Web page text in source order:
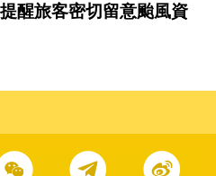
醒旅客密切留意颱風資